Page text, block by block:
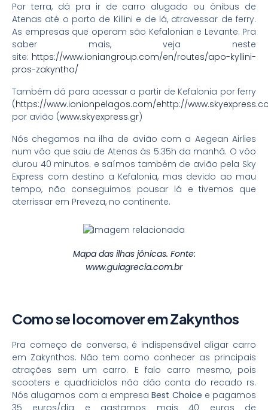
Por terra, dá pra ir de carro alugado ou ônibus de
Atenas até o porto de Killini e de lá, atravessar de ferry.
As empresas que operam são Kefalonian e Levante. Pra
saber mais, veja neste
site: https://www.ioniangroup.com/en/routes/apo-kyllini-
pros-zakyntho/
Também dá para acessar a partir de Kefalonia por ferry
(https://www.ionionpelagos.com/ehttp://
por avião (www.skyexpress.gr)
Nós chegamos na ilha de avião com a Aegean Airlies
num vôo que saiu de Atenas às 5:35h da manhã. O vôo
durou 40 minutos. e saímos também de avião pela Sky
Express com destino a Kefalonia, mas devido ao mau
tempo, não conseguimos pousar lá e tivemos que
aterrissar em Preveza, no continente.
Mapa das ilhas jônicas. Fonte:
www.guiagrecia.com.br
Como se locomover em Zakynthos
Pra começo de conversa, é indispensável aligar carro
em Zakynthos. Não tem como conhecer as principais
atrações sem um carro. E falo carro mesmo, pois
scooters e quadriciclos não dão conta do recado rs.
Nós alugamos com a empresaBest Choice e pagamos